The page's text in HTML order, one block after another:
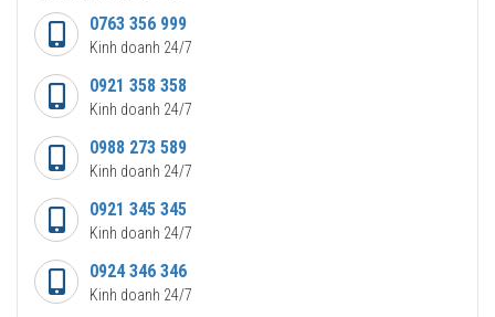
0763 356 999
Kinh doanh 24/7
0921 358 358
Kinh doanh 24/7
0988 273 589
Kinh doanh 24/7
0921 345 345
Kinh doanh 24/7
0924 346 346
Kinh doanh 24/7